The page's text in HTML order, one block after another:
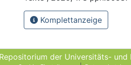
Komplettanzeige
der Universitäts-